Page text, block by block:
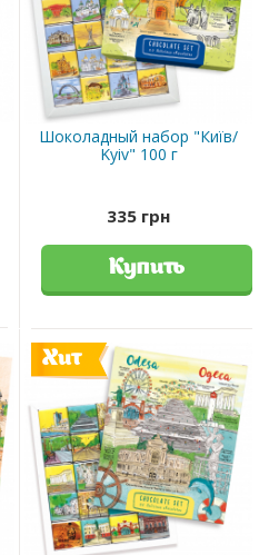
Шоколадный набор "Київ/
Kyiv" 100 г
335 грн
Купить
Хит